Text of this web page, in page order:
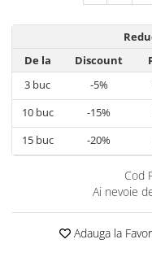
Articole pentru Iluminat
Lampi de veghe
Articole si,
Transport şi Ridicat
Pelerine, Umbrele si
Videoproiectoare
De la
Discount
3 buc -5%
10buc -15%
15buc -20%
Cod
Ai nevoie
Adauga la